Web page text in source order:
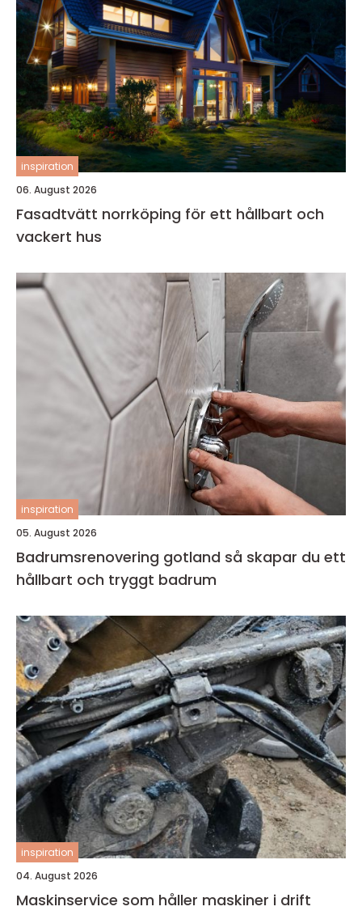
inspiration
06. August 2026
Fasadtvätt norrköping för ett hållbart och
vackert hus
inspiration
05. August 2026
Badrumsrenovering gotland så skapar du ett
hållbart och tryggt badrum
inspiration
04. August 2026
Maskinservice som håller maskiner i drift